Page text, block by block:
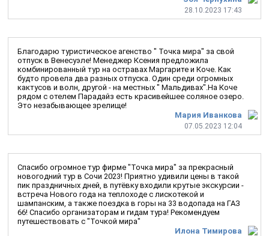
28.10.2023 17:43
Мария Иванкова
07.05.2023 12:04
Благодарю туристическое агенство " Точка мира" за свой
отпуск в Венесуэле! Менеджер Ксения предложила
комбинированный тур на остравах Маргарите и Коче. Как
будто провела два разных отпуска. Один среди огромных
кактусов и волн, другой - на местных " Мальдивах".На Коче
рядом с отелем Парадайз есть красивейшее соляное озеро.
Это незабывающее зрелище!
Илона Тимирова
Спасибо огромное тур фирме "Точка мира" за прекрасный
новогодний тур в Сочи 2023! Приятно удивили цены в такой
пик праздничных дней, в путёвку входили крутые экскурсии -
встреча Нового года на теплоходе с лискотекой и
шампанским, а также поездка в горы на 33 водопада на ГАЗ
66! Спасибо организаторам и гидам тура! Рекомендуем
путешествовать с "Точкой мира"